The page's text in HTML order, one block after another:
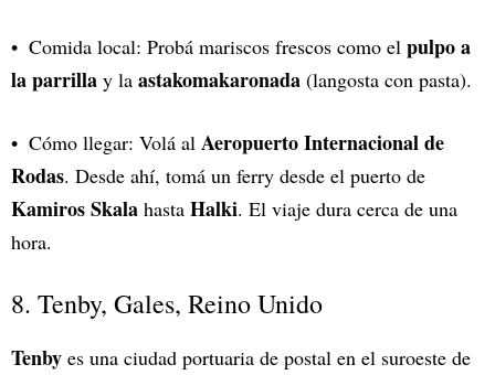
Comida local: Probá mariscos frescos como el pulpo a
la parrilla y la astakomakaronada (langosta con pasta).
Cómo llegar: Volá al Aeropuerto Internacional de
Rodas. Desde ahí, tomá un ferry desde el puerto de
Kamiros Skala hasta Halki. El viaje dura cerca de una
hora.
8. Tenby, Gales, Reino Unido
Tenby es una ciudad portuaria de postal en el suroeste de